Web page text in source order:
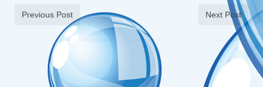
Previous Post Next Post